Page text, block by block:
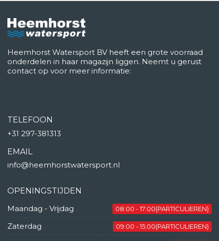
Heemhorst Watersport BV heeft een grote voorraad
onderdelen in haar magazijn liggen. Neemt u gerust
contact op voor meer informatie:
TELEFOON
+31 297-381313
EMAIL
info@heemhorstwatersport.nl
OPENINGSTIJDEN
Maandag - Vrijdag
08:00 - 17:00(PARTICULIEREN)
Zaterdag 09:00 - 15:00(PARTICULIEREN)